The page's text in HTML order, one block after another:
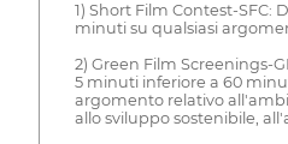
1) Short Film Contest-SFC:
minuti su qualsiasi
2) Green Film Screenings-
5 minuti inferiore a 60
argomento relativo
allo sviluppo sostenibile,